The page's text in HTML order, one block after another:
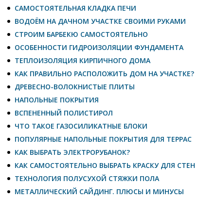
САМОСТОЯТЕЛЬНАЯ КЛАДКА ПЕЧИ
ВОДОЁМ НА ДАЧНОМ УЧАСТКЕ СВОИМИ РУКАМИ
СТРОИМ БАРБЕКЮ САМОСТОЯТЕЛЬНО
ОСОБЕННОСТИ ГИДРОИЗОЛЯЦИИ ФУНДАМЕНТА
ТЕПЛОИЗОЛЯЦИЯ КИРПИЧНОГО ДОМА
КАК ПРАВИЛЬНО РАСПОЛОЖИТЬ ДОМ НА УЧАСТКЕ?
ДРЕВЕСНО-ВОЛОКНИСТЫЕ ПЛИТЫ
НАПОЛЬНЫЕ ПОКРЫТИЯ
ВСПЕНЕННЫЙ ПОЛИСТИРОЛ
ЧТО ТАКОЕ ГАЗОСИЛИКАТНЫЕ БЛОКИ
ПОПУЛЯРНЫЕ НАПОЛЬНЫЕ ПОКРЫТИЯ ДЛЯ ТЕРРАС
КАК ВЫБРАТЬ ЭЛЕКТРОРУБАНОК?
КАК САМОСТОЯТЕЛЬНО ВЫБРАТЬ КРАСКУ ДЛЯ СТЕН
ТЕХНОЛОГИЯ ПОЛУСУХОЙ СТЯЖКИ ПОЛА
МЕТАЛЛИЧЕСКИЙ САЙДИНГ. ПЛЮСЫ И МИНУСЫ